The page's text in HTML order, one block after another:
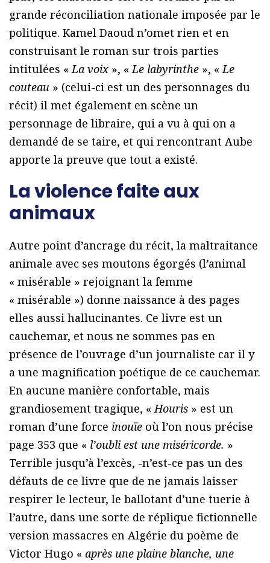
grande réconciliation nationale imposée par le
politique. Kamel Daoud n’omet rien et en
construisant le roman sur trois parties
intitulées « La voix », «Le labyrinthe », « Le
couteau » (celui-ci est un des personnages du
récit) il met également en scène un
personnage de libraire, qui a vu à qui on a
demandé de se taire, et qui rencontrant Aube
apporte la preuve que tout a existé.
La violence faite aux
animaux
Autre point d’ancrage du récit, la maltraitance
animale avec ses moutons égorgés (l’animal
« misérable » rejoignant la femme
« misérable ») donne naissance à des pages
elles aussi hallucinantes. Ce livre est un
cauchemar, et nous ne sommes pas en
présence de l’ouvrage d’un journaliste car il y
a une magnification poétique de ce cauchemar.
En aucune manière confortable, mais
grandiosement tragique, «Houris » est un
roman d’une force inouïe où l’on nous précise
page 353 que « l’oubli est une miséricorde. »
Terrible jusqu’à l’excès, -n’est-ce pas un des
défauts de ce livre que de ne jamais laisser
respirer le lecteur, le ballotant d’une tuerie à
l’autre, dans une sorte de réplique fictionnelle
version massacres en Algérie du poème de
Victor Hugo « après une plaine blanche, une